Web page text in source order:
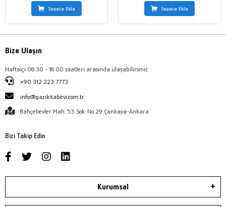
Sepete Ekle Sepete Ekle
Bize Ulaşın
Haftaiçi 08:30 - 18:00 saatleri arasında ulaşabilirsiniz.
+90 312 223 7773
info@gazikitabevi.com.tr
Bahçelievler Mah. 53. Sok. No:29 Çankaya-Ankara
Bizi Takip Edin
Kurumsal